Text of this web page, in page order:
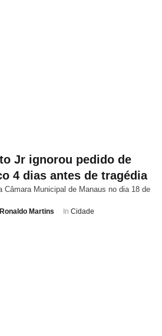
Jr ignorou pedido de
4 dias antes de tragédia
Câmara Municipal de Manaus no dia 18 de
Ronaldo Martins In Cidade